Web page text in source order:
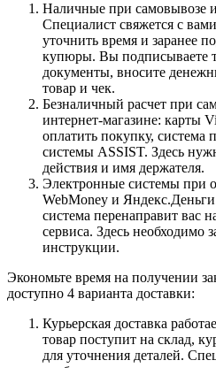
Наличные при самовывозе
Специалист свяжется с
уточнить время и заранее
купюры. Вы подписываете
документы, вносите
товар и чек.
Безналичный расчет при
интернет-магазине: карты
оплатить покупку, система
системы ASSIST. Здесь
действия и имя держателя.
Электронные системы при
WebMoney и
система перенаправит вас
сервиса. Здесь необходимо
инструкции.
Экономьте время на получении
доступно 4 варианта доставки:
Курьерская доставка
товар поступит на склад,
для уточнения деталей.